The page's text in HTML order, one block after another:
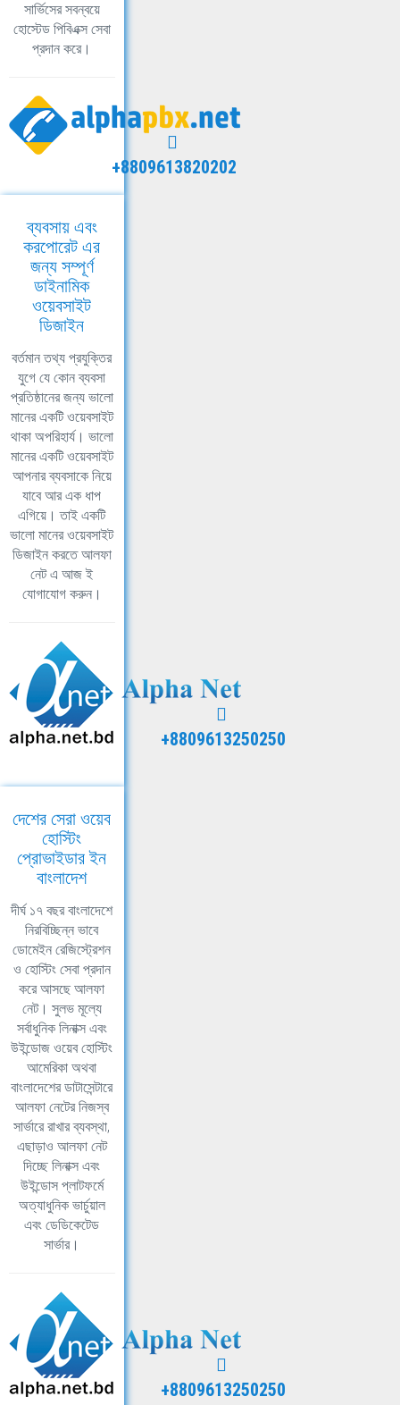
সার্ভিসের সবন্বয়ে
হোস্টেড পিবিএক্স সেবা
প্রদান করে।
+8809613820202
ব্যবসায় এবং
করপোরেট এর
জন্য সম্পূর্ণ
ডাইনামিক
ওয়েবসাইট
ডিজাইন
বর্তমান তথ্য প্রযুক্তির
যুগে যে কোন ব্যবসা
প্রতিষ্ঠানের জন্য ভালো
মানের একটি ওয়েবসাইট
থাকা অপরিহার্য। ভালো
মানের একটি ওয়েবসাইট
আপনার ব্যবসাকে নিয়ে
যাবে আর এক ধাপ
এগিয়ে। তাই একটি
ভালো মানের ওয়েবসাইট
ডিজাইন করতে আলফা
নেট এ আজ ই
যোগাযোগ করুন।
+8809613250250
দেশের সেরা ওয়েব
হোস্টিং
প্রোভাইডার ইন
বাংলাদেশ
দীর্ঘ ১৭ বছর বাংলাদেশে
নিরবিচ্ছিন্ন ভাবে
ডোমেইন রেজিস্ট্রেশন
ও হোস্টিং সেবা প্রদান
করে আসছে আলফা
নেট। সুলভ মূল্যে
সর্বাধুনিক লিনাক্স এবং
উইন্ডোজ ওয়েব হোস্টিং
আমেরিকা অথবা
বাংলাদেশের ডাটাসেন্টারে
আলফা নেটের নিজস্ব
সার্ভারে রাখার ব্যবস্থা,
এছাড়াও আলফা নেট
দিচ্ছে লিনাক্স এবং
উইন্ডোস প্লাটফর্মে
অত্যাধুনিক ভার্চুয়াল
এবং ডেডিকেটেড
সার্ভার।
+8809613250250